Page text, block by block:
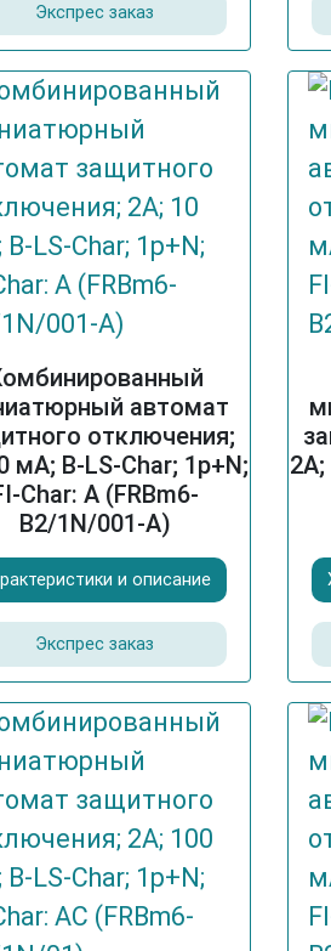
Экспрес заказ
автомат
отключения;
мА; B-LS-Char; 1p+N;
Char: A (FRBm6-
B2/1N/001-A)
и описание
Экспрес заказ